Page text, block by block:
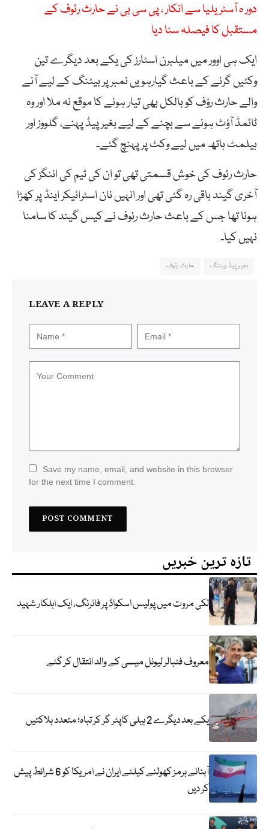
دور ہ آسٹریلیا سے انکار ، پی سی بی نے حارث رئوف کے
مستقبل کا فیصلہ سنا دیا
ایک ہی اوور میں میلبرن اسٹارز کی یکے بعد دیگرے تین
وکٹیں گرنے کے باعث گیارہویں نمبر پر بیٹنگ کے لیے آنے
والے حارث رؤف کو بالکل بھی تیار ہونے کا موقع نہ ملا اور وہ
ٹائمڈ آؤٹ ہونے سے بچنے کے لیے بغیر پیڈ پہنے، گلووز اور
ہیلمٹ ہاتھ میں لیے وکٹ پر پہنچ گئے۔
حارث رئوف کی خوش قسمتی تھی تو ان کی ٹیم کی اننگز کی
آخری گیند باقی رہ گئی تھی اور انہیں نان اسٹرائیکر اینڈ پر کھڑا
ہونا تھا جس کے باعث حارث رئوف نے کیس گیند کا سامنا
نہیں کیا۔
بغیر پیڈ بیٹنگ حارث رئوف
LEAVE A REPLY
Save my name, email, and website in this browser
for the next time I comment.
تازہ ترین خبریں
لکی مروت میں پولیس اسکواڈ پر فائرنگ، ایک اہلکار شہید
معروف فٹبالر لیونل میسی کے والد انتقال کر گئے
یکے بعد دیگرے 2 ہیلی کاپٹر گر کر تباہ؛ متعدد ہلاکتیں
آبنائے ہرمز کھولنے کیلئے ایران نے امریکا کو 6 شرائط پیش
کر دیں